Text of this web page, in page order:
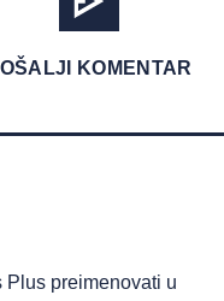
KOMENTAR
Plus preimenovati u